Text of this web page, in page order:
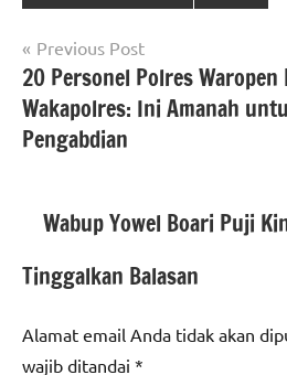
Navigasi
pos
Previous Post
20 Personel Polres
Wakapolres: Ini Amanah
Pengabdian
Wabup Yowel Boari Puji
Tinggalkan Balasan
Alamat email Anda tidak akan
wajib ditandai *